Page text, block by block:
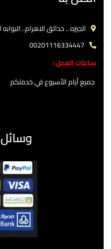
الجيزه .. حدائق الاهرام.. البوابه الأولي
00201116334447
ساعات العمل :
جميع أيام الأسبوع في خدمتكم